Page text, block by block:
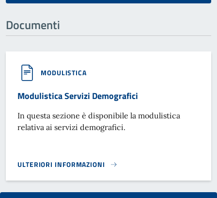
Documenti
MODULISTICA
Modulistica Servizi Demografici
In questa sezione è disponibile la modulistica
relativa ai servizi demografici.
ULTERIORI INFORMAZIONI
MODULISTICA SERVIZI DEMOGRAFICI}